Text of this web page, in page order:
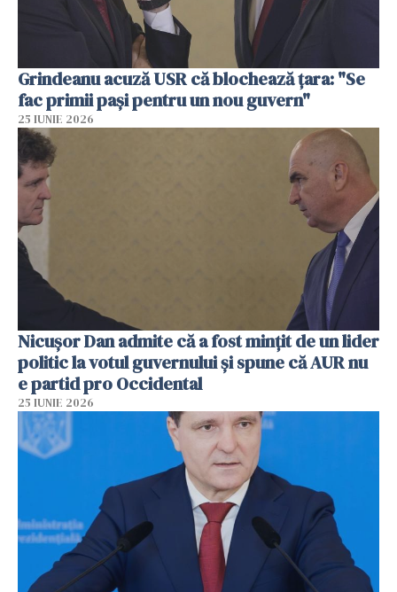
Grindeanu acuză USR că blochează țara: "Se
fac primii pași pentru un nou guvern"
25 IUNIE 2026
Nicușor Dan admite că a fost mințit de un lider
politic la votul guvernului și spune că AUR nu
e partid pro Occidental
25 IUNIE 2026